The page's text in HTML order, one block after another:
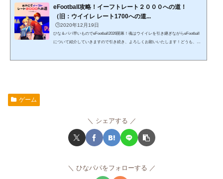
eFootball攻略！イーフトレート２０００への道！
（旧：ウイイレ レート1700への道...
🕒️2020年12月19日
ひな＆パパ早いものでeFootball2026開幕！魂はウイイレを引き継ぎながらeFootball
について紹介していきますので引き続き、よろしくお願いいたします！どうも、ひ
ゲーム
シェアする
ひなパパをフォローする